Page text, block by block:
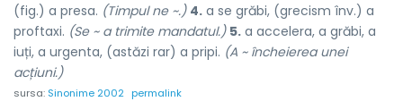
(fig.) a presa. (Timpul ne ~.) 4. a se grăbi, (grecism înv.) a
proftaxi. (Se ~ a trimite mandatul.) 5. a accelera, a grăbi, a
iuți, a urgenta, (astăzi rar) a pripi. (A ~ încheierea unei
acțiuni.)
sursa: Sinonime 2002 permalink